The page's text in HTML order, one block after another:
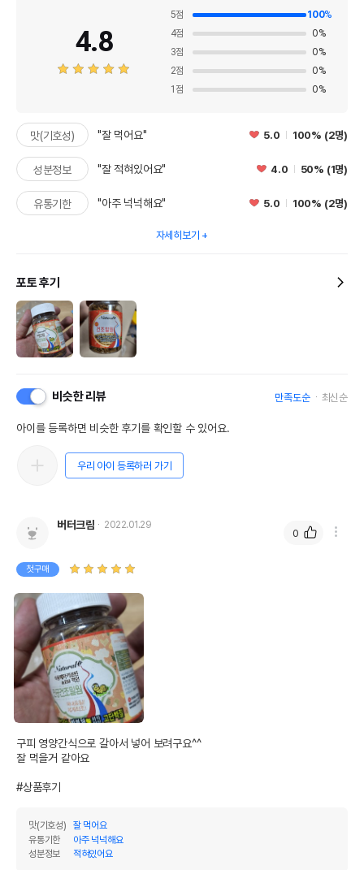
4.8
5점 100%
4점 0%
3점 0%
2점 0%
1 점 0%
맛(기호성) "잘 먹어요" 5.0 100% (2명)
성분정보 "잘 적혀있어요" 4.0 50% (1명)
유통기한 "아주 넉넉해요" 5.0 100% (2명)
자세히보기
포토 후기
비슷한 리뷰 만족도순 최신순
아이를 등록하면 비슷한 후기를 확인할 수 있어요.
우리 아이 등록하러 가기
버터크림 2022.01.29
첫구매
구피 영양간식으로 갈아서 넣어 보려구요^^
잘 먹을거 같아요
#상품후기
맛(기호성)
잘 먹어요
유통기한
아주 넉넉해요
성분정보
적혀있어요
0